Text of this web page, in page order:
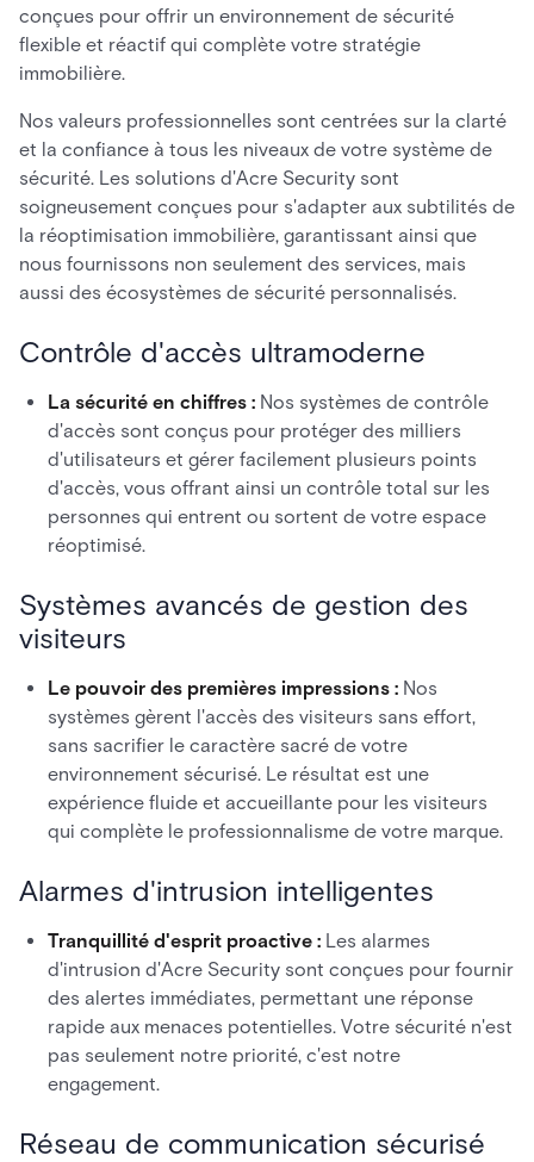
conçues pour offrir un environnement de sécurité
flexible et réactif qui complète votre stratégie
immobilière.
Nos valeurs professionnelles sont centrées sur la clarté
et la confiance à tous les niveaux de votre système de
sécurité. Les solutions d'Acre Security sont
soigneusement conçues pour s'adapter aux subtilités de
la réoptimisation immobilière, garantissant ainsi que
nous fournissons non seulement des services, mais
aussi des écosystèmes de sécurité personnalisés.
Contrôle d'accès ultramoderne
La sécurité en chiffres : Nos systèmes de contrôle
d'accès sont conçus pour protéger des milliers
d'utilisateurs et gérer facilement plusieurs points
d'accès, vous offrant ainsi un contrôle total sur les
personnes qui entrent ou sortent de votre espace
réoptimisé.
Systèmes avancés de gestion des
visiteurs
Le pouvoir des premières impressions : Nos
systèmes gèrent l'accès des visiteurs sans effort,
sans sacrifier le caractère sacré de votre
environnement sécurisé. Le résultat est une
expérience fluide et accueillante pour les visiteurs
qui complète le professionnalisme de votre marque.
Alarmes d'intrusion intelligentes
Tranquillité d'esprit proactive : Les alarmes
d'intrusion d'Acre Security sont conçues pour fournir
des alertes immédiates, permettant une réponse
rapide aux menaces potentielles. Votre sécurité n'est
pas seulement notre priorité, c'est notre
engagement.
Réseau de communication sécurisé